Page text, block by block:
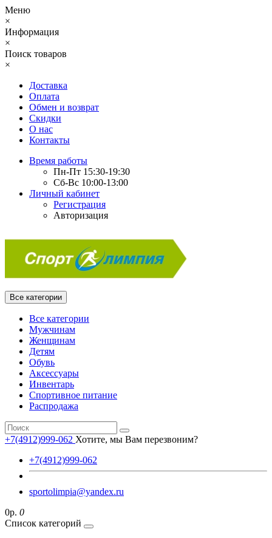
Меню
×
Информация
×
Поиск товаров
×
Доставка
Оплата
Обмен и возврат
Скидки
О нас
Контакты
Время работы
Пн-Пт 15:30-19:30
Сб-Вс 10:00-13:00
Личный кабинет
Регистрация
Авторизация
Все категории
Все категории
Мужчинам
Женщинам
Детям
Обувь
Аксессуары
Инвентарь
Спортивное питание
Распродажа
+7(4912)999-062 Хотите, мы Вам перезвоним?
+7(4912)999-062
sportolimpia@yandex.ru
0р. 0
Список категорий